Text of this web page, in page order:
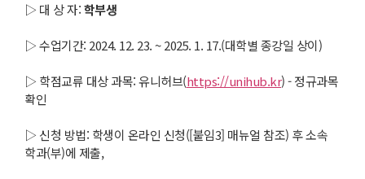
▷ 대 상 자:학부생
▷ 수업기간: 2024. 12. 23. ~ 2025. 1. 17.(대학별 종강일 상이)
▷ 학점교류 대상 과목: 유니허브(https://unihub.kr) - 정규과목
확인
▷ 신청 방법: 학생이 온라인 신청([붙임3] 매뉴얼 참조) 후 소속
학과(부)에 제출,